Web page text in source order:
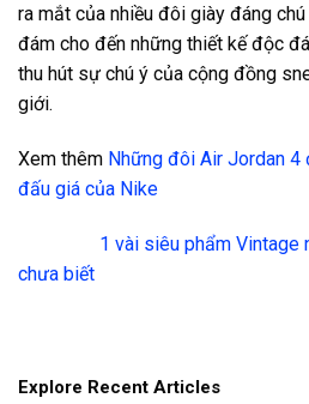
ra mắt của nhiều đôi giày đáng
đám cho đến những thiết kế độc
thu hút sự chú ý của cộng đồng
giới.
Xem thêm Những đôi Air Jordan
đấu giá của Nike
1 vài siêu phẩm Vintage
chưa biết
Explore Recent Articles